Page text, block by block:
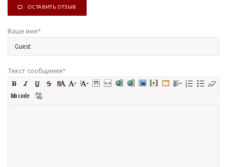
ОСТАВИТЬ ОТЗЫВ
Ваше имя*
Текст сообщения*